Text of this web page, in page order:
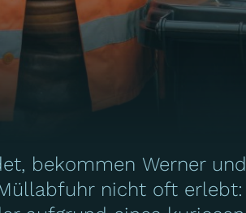
bekommen Werner und
nicht oft erlebt: